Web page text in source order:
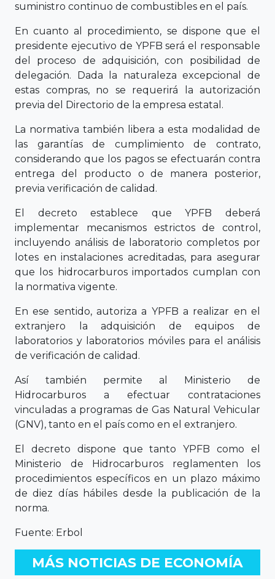
suministro continuo de combustibles en el país.
En cuanto al procedimiento, se dispone que el
presidente ejecutivo de YPFB será el responsable
del proceso de adquisición, con posibilidad de
delegación. Dada la naturaleza excepcional de
estas compras, no se requerirá la autorización
previa del Directorio de la empresa estatal.
La normativa también libera a esta modalidad de
las garantías de cumplimiento de contrato,
considerando que los pagos se efectuarán contra
entrega del producto o de manera posterior,
previa verificación de calidad.
El decreto establece que YPFB deberá
implementar mecanismos estrictos de control,
incluyendo análisis de laboratorio completos por
lotes en instalaciones acreditadas, para asegurar
que los hidrocarburos importados cumplan con
la normativa vigente.
En ese sentido, autoriza a YPFB a realizar en el
extranjero la adquisición de equipos de
laboratorios y laboratorios móviles para el análisis
de verificación de calidad.
Así también permite al Ministerio de
Hidrocarburos a efectuar contrataciones
vinculadas a programas de Gas Natural Vehicular
(GNV), tanto en el país como en el extranjero.
El decreto dispone que tanto YPFB como el
Ministerio de Hidrocarburos reglamenten los
procedimientos específicos en un plazo máximo
de diez días hábiles desde la publicación de la
norma.
Fuente: Erbol
MÁS NOTICIAS DE ECONOMÍA